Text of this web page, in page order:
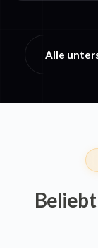
Alle